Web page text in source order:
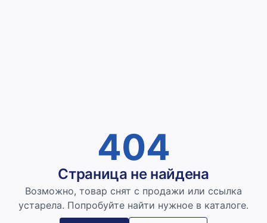
404
Страница не найдена
Возможно, товар снят с продажи или ссылка
устарела. Попробуйте найти нужное в каталоге.